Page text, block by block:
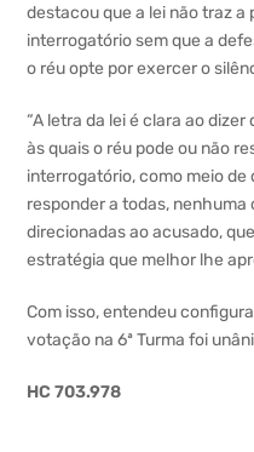
destacou que a lei não traz
interrogatório sem que a
o réu opte por exercer o
“A letra da lei é clara ao
às quais o réu pode ou não
interrogatório, como meio de
responder a todas, nenhuma
direcionadas ao acusado,
estratégia que melhor lhe
Com isso, entendeu
votação na 6ª Turma foi
HC 703.978